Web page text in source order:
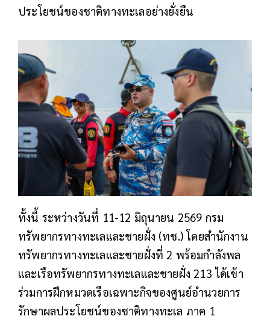
ประโยชน์ของชาติทางทะเลอย่างยั่งยืน
ทั้งนี้ ระหว่างวันที่ 11-12 มิถุนายน 2569 กรม
ทรัพยากรทางทะเลและชายฝั่ง (ทช.) โดยสำนักงาน
ทรัพยากรทางทะเลและชายฝั่งที่ 2 พร้อมกำลังพล
และเรือทรัพยากรทางทะเลและชายฝั่ง 213 ได้เข้า
ร่วมการฝึกหมวดเรือเฉพาะกิจของศูนย์อำนวยการ
รักษาผลประโยชน์ของชาติทางทะเล ภาค 1